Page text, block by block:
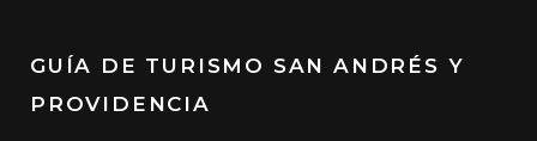
GUÍA DE TURISMO SAN ANDRÉS Y
PROVIDENCIA